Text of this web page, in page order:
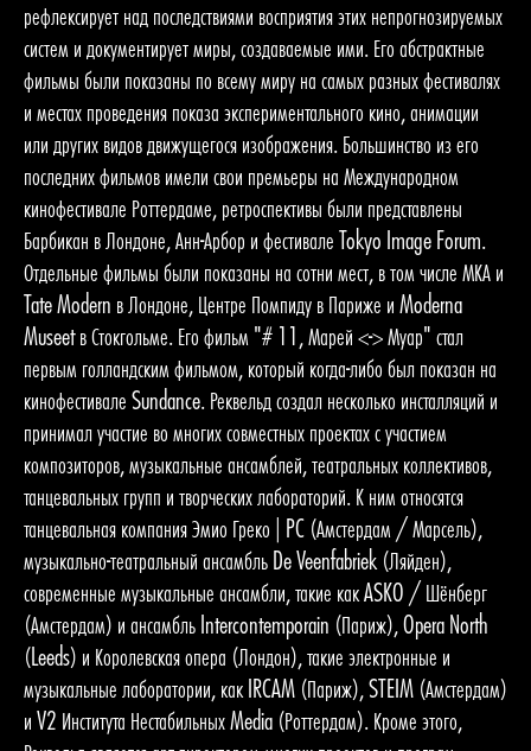
рефлексирует над последствиями восприятия этих непрогнозируемых
систем и документирует миры, создаваемые ими. Его абстрактные
фильмы были показаны по всему миру на самых разных фестивалях
и местах проведения показа экспериментального кино, анимации
или других видов движущегося изображения. Большинство из его
последних фильмов имели свои премьеры на Международном
кинофестивале Роттердаме, ретроспективы были представлены
Барбикан в Лондоне, Анн-Арбор и фестивале Tokyo Image Forum.
Отдельные фильмы были показаны на сотни мест, в том числе МКА и
Tate Modern в Лондоне, Центре Помпиду в Париже и Moderna
Museet в Стокгольме. Его фильм "# 11, Марей <-> Муар" стал
первым голландским фильмом, который когда-либо был показан на
кинофестивале Sundance. Реквельд создал несколько инсталляций и
принимал участие во многих совместных проектах с участием
композиторов, музыкальные ансамблей, театральных коллективов,
танцевальных групп и творческих лабораторий. К ним относятся
танцевальная компания Эмио Греко | PC (Амстердам / Марсель),
музыкально-театральный ансамбль De Veenfabriek (Ляйден),
современные музыкальные ансамбли, такие как ASKO / Шёнберг
(Амстердам) и ансамбль Intercontemporain (Париж), Opera North
(Leeds) и Королевская опера (Лондон), такие электронные и
музыкальные лаборатории, как IRCAM (Париж), STEIM (Амстердам)
и V2 Института Нестабильных Media (Роттердам). Кроме этого,